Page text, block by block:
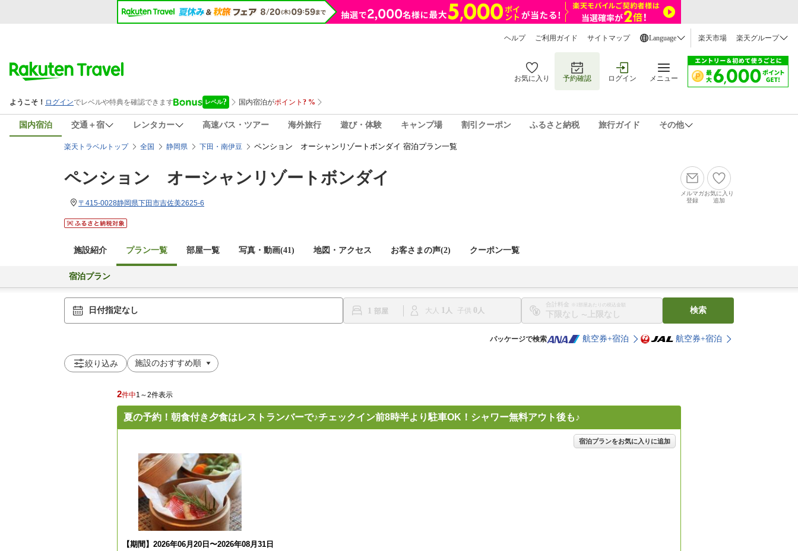
ヘルプ ご利用ガイド サイトマップ Language 楽天市場 楽天グループ
お気に入り 予約確認 ログイン メニュー
国内宿泊 交通＋宿 レンタカー 高速バス・ツアー 海外旅行 遊び・体験 キャンプ場 割引クーポン ふるさと納税 旅行ガイド その他
楽天トラベルトップ 全国 静岡県 下田・南伊豆 ペンション オーシャンリゾートボンダイ 宿泊プラン一覧
ペンション オーシャンリゾートボンダイ
〒415-0028静岡県下田市吉佐美2625-6
メルマガ
登録
お気に入り
追加
施設紹介 プラン一覧 部屋一覧 写真・動画(41) 地図・アクセス お客さまの声(2) クーポン一覧
宿泊プラン
日付指定なし 1 大人 1 子供 0
合計料金 ※1部屋あたりの税込金額
〜
検索
パッケージで検索 航空券+宿泊 航空券+宿泊
絞り込み
2件中1～2件表示
夏の予約！朝食付き夕食はレストランバーで♪チェックイン前8時半より駐車OK！シャワー無料アウト後も♪
宿泊プランをお気に入りに追加
【期間】2026年06月20日〜2026年08月31日